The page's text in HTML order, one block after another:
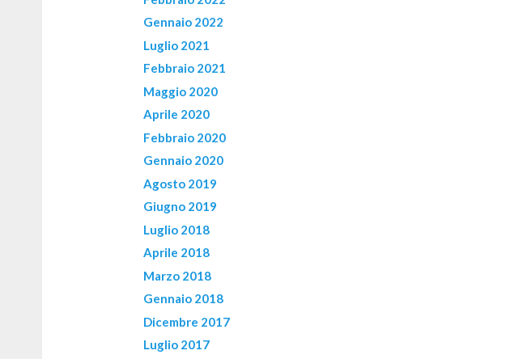
Gennaio 2022
Luglio 2021
Febbraio 2021
Maggio 2020
Aprile 2020
Febbraio 2020
Gennaio 2020
Agosto 2019
Giugno 2019
Luglio 2018
Aprile 2018
Marzo 2018
Gennaio 2018
Dicembre 2017
Luglio 2017